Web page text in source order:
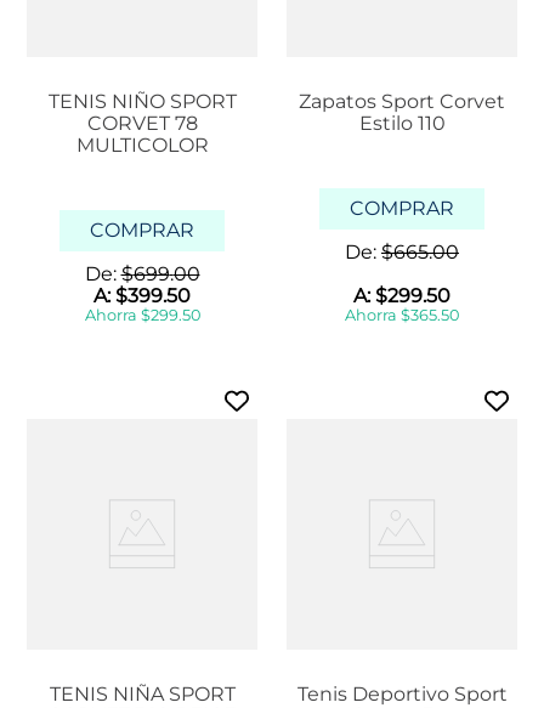
TENIS NIÑO SPORT
CORVET 78
MULTICOLOR
COMPRAR
De:$699.00
A:$399.50
Ahorra $299.50
Zapatos Sport Corvet
Estilo 110
COMPRAR
De: $665.00
A:$299.50
Ahorra $365.50
TENIS NIÑA SPORT
Tenis Deportivo Sport